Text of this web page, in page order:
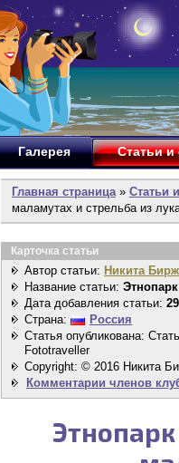
Галерея Статьи
Главная страница» Статьи
маламутах и стрельба из
Карточка статьи
Автор статьи: Никита
Название статьи:
Дата добавления статьи:
Страна:
Россия
Статья опубликована:
Fototraveller
Copyright: © 2016 Никита
Комментарии членов